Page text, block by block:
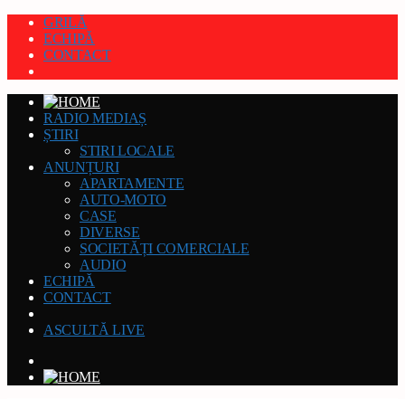
GRILĂ
ECHIPĂ
CONTACT
RADIO MEDIAȘ
ȘTIRI
STIRI LOCALE
ANUNȚURI
APARTAMENTE
AUTO-MOTO
CASE
DIVERSE
SOCIETĂȚI COMERCIALE
AUDIO
ECHIPĂ
CONTACT
ASCULTĂ LIVE